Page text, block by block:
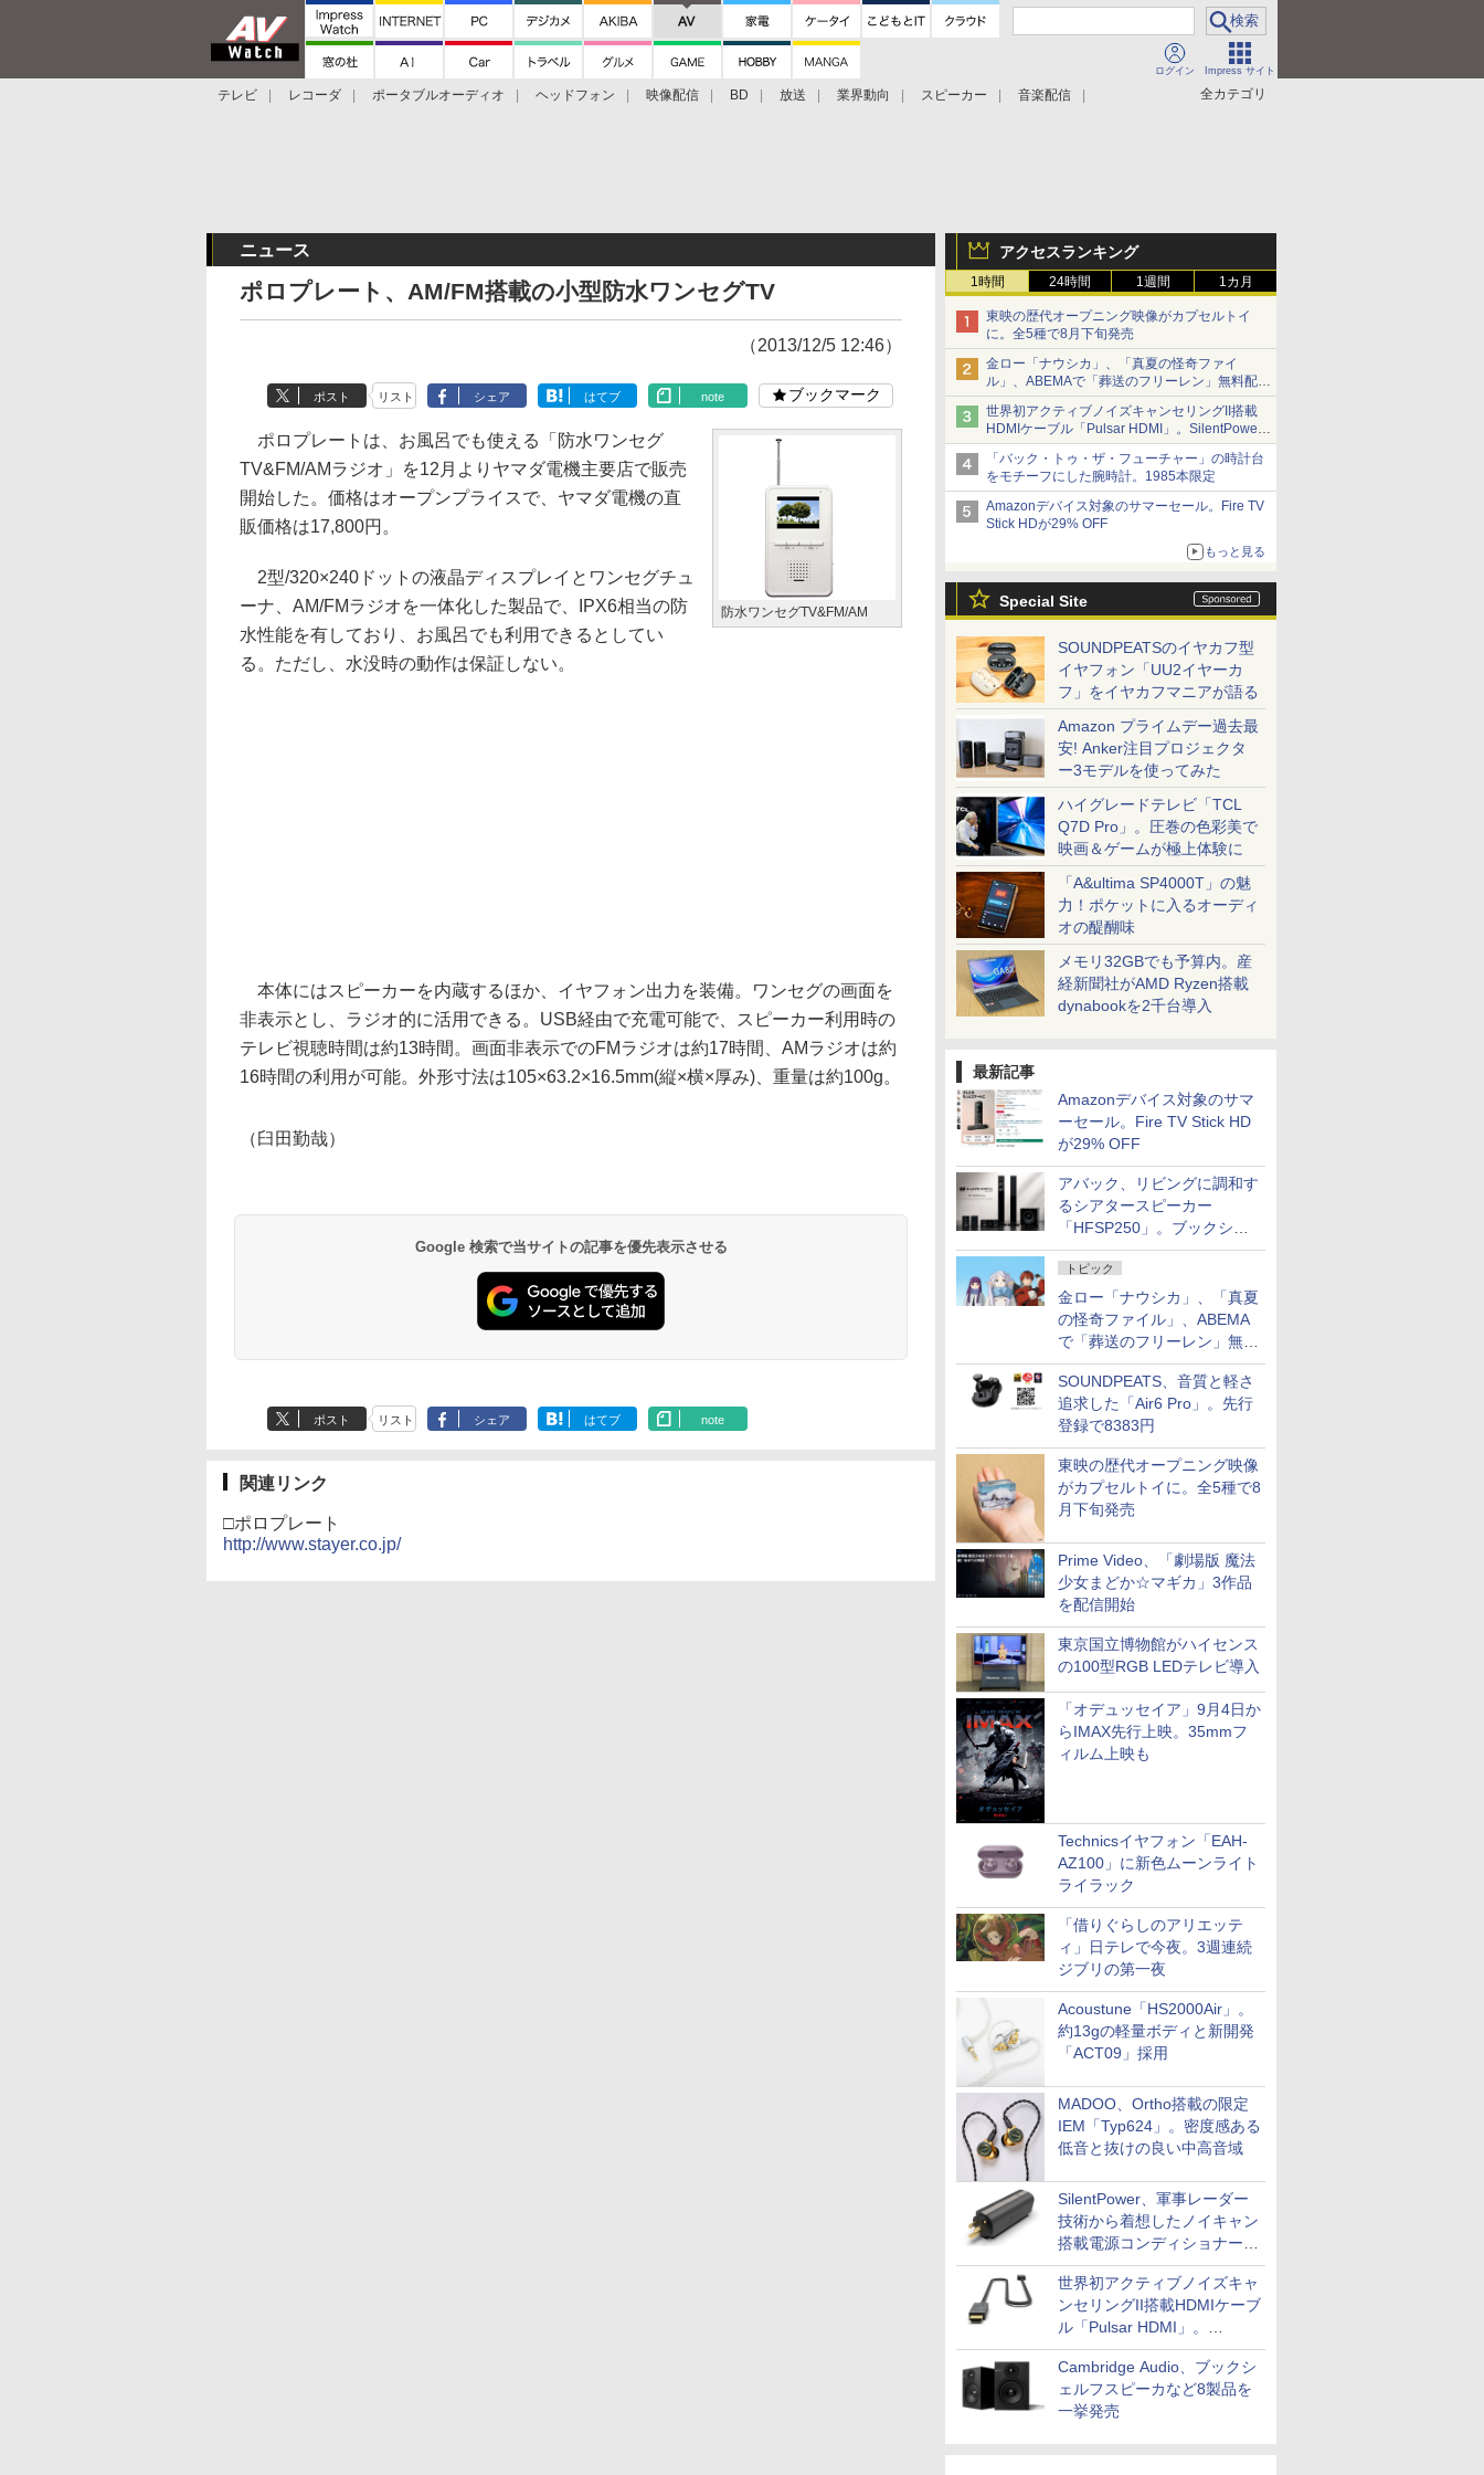
ログイン Impress サイト
全カテゴリ
テレビ レコーダ ポータブルオーディオ ヘッドフォン 映像配信 BD 放送 業界動向 スピーカー
音楽配信
アクセスランキング
1時間 24時間 1週間 1カ月
東映の歴代オープニング映像がカプセルトイ
に。全5種で8月下旬発売
金ロー「ナウシカ」、「真夏の怪奇ファイ
ル」、ABEMAで「葬送のフリーレン」無料配信
など。夏の特番・配信情報
世界初アクティブノイズキャンセリングII搭載
HDMIケーブル「Pulsar HDMI」。SilentPower
から
「バック・トゥ・ザ・フューチャー」の時計台
をモチーフにした腕時計。1985本限定
Amazonデバイス対象のサマーセール。Fire TV
Stick HDが29% OFF
もっと見る
Special Site
SOUNDPEATSのイヤカフ型
イヤフォン「UU2イヤーカ
フ」をイヤカフマニアが語る
Amazon プライムデー過去最
安! Anker注目プロジェクタ
ー3モデルを使ってみた
ハイグレードテレビ「TCL
Q7D Pro」。圧巻の色彩美で
映画＆ゲームが極上体験に
「A&ultima SP4000T」の魅
力！ポケットに入るオーディ
オの醍醐味
メモリ32GBでも予算内。産
経新聞社がAMD Ryzen搭載
dynabookを2千台導入
最新記事
Amazonデバイス対象のサマ
ーセール。Fire TV Stick HD
が29% OFF
アバック、リビングに調和す
るシアタースピーカー
「HFSP250」。ブックシェ
ルフはペア3万円以下
トピック
金ロー「ナウシカ」、「真夏
の怪奇ファイル」、ABEMA
で「葬送のフリーレン」無料
配信など。夏の特番・配信情
報
SOUNDPEATS、音質と軽さ
追求した「Air6 Pro」。先行
登録で8383円
東映の歴代オープニング映像
がカプセルトイに。全5種で8
月下旬発売
Prime Video、「劇場版 魔法
少女まどか☆マギカ」3作品
を配信開始
東京国立博物館がハイセンス
の100型RGB LEDテレビ導入
「オデュッセイア」9月4日か
らIMAX先行上映。35mmフ
ィルム上映も
Technicsイヤフォン「EAH-
AZ100」に新色ムーンライト
ライラック
「借りぐらしのアリエッテ
ィ」日テレで今夜。3週連続
ジブリの第一夜
Acoustune「HS2000Air」。
約13gの軽量ボディと新開発
「ACT09」採用
MADOO、Ortho搭載の限定
IEM「Typ624」。密度感ある
低音と抜けの良い中高音域
SilentPower、軍事レーダー
技術から着想したノイキャン
搭載電源コンディショナー
「AC iPurifier2」
世界初アクティブノイズキャ
ンセリングII搭載HDMIケーブ
ル「Pulsar HDMI」。
SilentPowerから
Cambridge Audio、ブックシ
ェルフスピーカなど8製品を
一挙発売
ニュース
ポロプレート、AM/FM搭載の小型防水ワンセグTV
（2013/12/5 12:46）
ポスト リスト シェア はてブ note ブックマーク
防水ワンセグTV&FM/AM
ポロプレートは、お風呂でも使える「防水ワンセグ
TV&FM/AMラジオ」を12月よりヤマダ電機主要店で販売
開始した。価格はオープンプライスで、ヤマダ電機の直
販価格は17,800円。
2型/320×240ドットの液晶ディスプレイとワンセグチュ
ーナ、AM/FMラジオを一体化した製品で、IPX6相当の防
水性能を有しており、お風呂でも利用できるとしてい
る。ただし、水没時の動作は保証しない。
本体にはスピーカーを内蔵するほか、イヤフォン出力を装備。ワンセグの画面を
非表示とし、ラジオ的に活用できる。USB経由で充電可能で、スピーカー利用時の
テレビ視聴時間は約13時間。画面非表示でのFMラジオは約17時間、AMラジオは約
16時間の利用が可能。外形寸法は105×63.2×16.5mm(縦×横×厚み)、重量は約100g。
（臼田勤哉）
Google 検索で当サイトの記事を優先表示させる
ポスト リスト シェア はてブ note
関連リンク
□ポロプレート
http://www.stayer.co.jp/